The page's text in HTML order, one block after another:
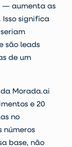
— aumenta as
Isso significa
são leads
de um
Morada.ai
e 20
no
números
base, não